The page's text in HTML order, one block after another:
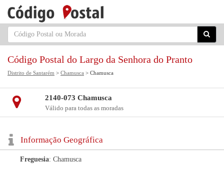
Código Postal do Largo da Senhora do Pranto
Distrito de Santarém > Chamusca > Chamusca
2140-073 Chamusca
Válido para todas as moradas
Informação Geográfica
Freguesia: Chamusca